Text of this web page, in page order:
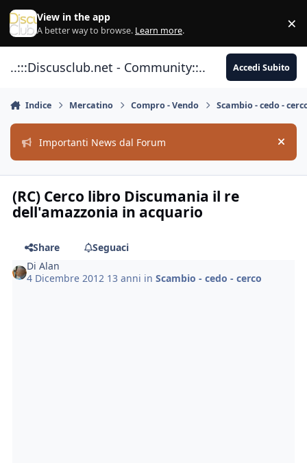
Vai al contenuto
View in the app
A better way to browse. Learn more. ×
..:::Discusclub.net - Community::.. Accedi Subito
Indice Mercatino Compro - Vendo Scambio - cedo -
Importanti News dal Forum Hide
(RC) Cerco libro Discumania il re
dell'amazzonia in acquario
Share
Seguaci
DiAlan
4 Dicembre 2012 13 anni inScambio - cedo - cerco